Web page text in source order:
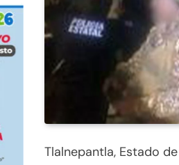
Tlalnepantla, Estado